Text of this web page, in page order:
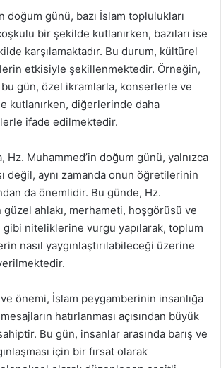
doğum günü, bazı İslam toplulukları
bir şekilde kutlanırken, bazıları ise
karşılamaktadır. Bu durum, kültürel
etkisiyle şekillenmektedir. Örneğin,
bu gün, özel ikramlarla, konserlerle ve
kutlanırken, diğerlerinde daha
ifade edilmektedir.
Hz. Muhammed’in doğum günü, yalnızca
değil, aynı zamanda onun öğretilerinin
da önemlidir. Bu günde, Hz.
güzel ahlakı, merhameti, hoşgörüsü ve
gibi niteliklerine vurgu yapılarak, toplum
nasıl yaygınlaştırılabileceği üzerine
ve önemi, İslam peygamberinin insanlığa
hatırlanması açısından büyük
Bu gün, insanlar arasında barış ve
için bir fırsat olarak